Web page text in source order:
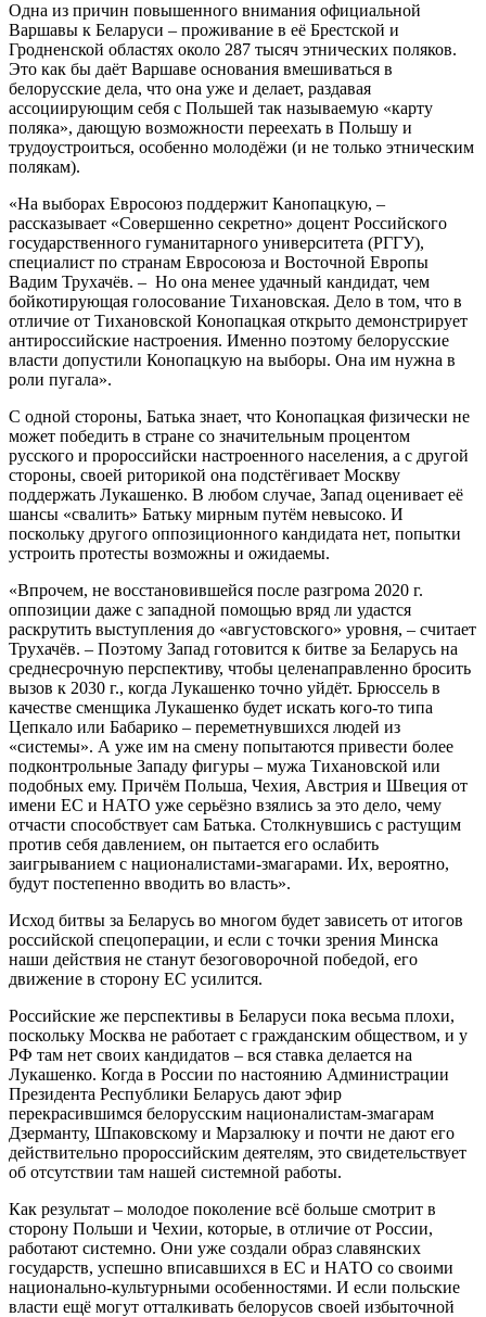
Одна из причин повышенного внимания официальной
Варшавы к Беларуси – проживание в её Брестской и
Гродненской областях около 287 тысяч этнических поляков.
Это как бы даёт Варшаве основания вмешиваться в
белорусские дела, что она уже и делает, раздавая
ассоциирующим себя с Польшей так называемую «карту
поляка», дающую возможности переехать в Польшу и
трудоустроиться, особенно молодёжи (и не только этническим
полякам).
«На выборах Евросоюз поддержит Канопацкую, –
рассказывает «Совершенно секретно» доцент Российского
государственного гуманитарного университета (РГГУ),
специалист по странам Евросоюза и Восточной Европы
Вадим Трухачёв. – Но она менее удачный кандидат, чем
бойкотирующая голосование Тихановская. Дело в том, что в
отличие от Тихановской Конопацкая открыто демонстрирует
антироссийские настроения. Именно поэтому белорусские
власти допустили Конопацкую на выборы. Она им нужна в
роли пугала».
С одной стороны, Батька знает, что Конопацкая физически не
может победить в стране со значительным процентом
русского и пророссийски настроенного населения, а с другой
стороны, своей риторикой она подстёгивает Москву
поддержать Лукашенко. В любом случае, Запад оценивает её
шансы «свалить» Батьку мирным путём невысоко. И
поскольку другого оппозиционного кандидата нет, попытки
устроить протесты возможны и ожидаемы.
«Впрочем, не восстановившейся после разгрома 2020 г.
оппозиции даже с западной помощью вряд ли удастся
раскрутить выступления до «августовского» уровня, – считает
Трухачёв. – Поэтому Запад готовится к битве за Беларусь на
среднесрочную перспективу, чтобы целенаправленно бросить
вызов к 2030 г., когда Лукашенко точно уйдёт. Брюссель в
качестве сменщика Лукашенко будет искать кого-то типа
Цепкало или Бабарико – переметнувшихся людей из
«системы». А уже им на смену попытаются привести более
подконтрольные Западу фигуры – мужа Тихановской или
подобных ему. Причём Польша, Чехия, Австрия и Швеция от
имени ЕС и НАТО уже серьёзно взялись за это дело, чему
отчасти способствует сам Батька. Столкнувшись с растущим
против себя давлением, он пытается его ослабить
заигрыванием с националистами-змагарами. Их, вероятно,
будут постепенно вводить во власть».
Исход битвы за Беларусь во многом будет зависеть от итогов
российской спецоперации, и если с точки зрения Минска
наши действия не станут безоговорочной победой, его
движение в сторону ЕС усилится.
Российские же перспективы в Беларуси пока весьма плохи,
поскольку Москва не работает с гражданским обществом, и у
РФ там нет своих кандидатов – вся ставка делается на
Лукашенко. Когда в России по настоянию Администрации
Президента Республики Беларусь дают эфир
перекрасившимся белорусским националистам-змагарам
Дзерманту, Шпаковскому и Марзалюку и почти не дают его
действительно пророссийским деятелям, это свидетельствует
об отсутствии там нашей системной работы.
Как результат – молодое поколение всё больше смотрит в
сторону Польши и Чехии, которые, в отличие от России,
работают системно. Они уже создали образ славянских
государств, успешно вписавшихся в ЕС и НАТО со своими
национально-культурными особенностями. И если польские
власти ещё могут отталкивать белорусов своей избыточной